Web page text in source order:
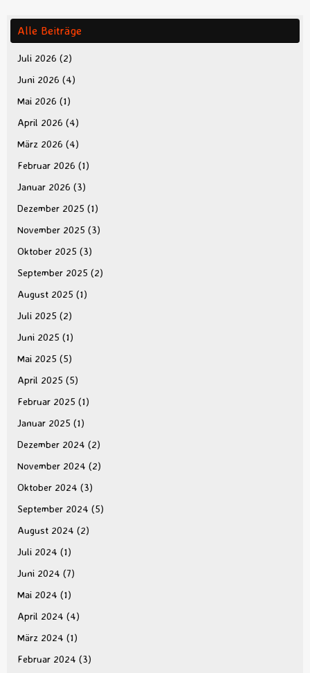
Alle Beiträge
Juli 2026 (2)
Juni 2026 (4)
Mai 2026 (1)
April 2026 (4)
März 2026 (4)
Februar 2026 (1)
Januar 2026 (3)
Dezember 2025 (1)
November 2025 (3)
Oktober 2025 (3)
September 2025 (2)
August 2025 (1)
Juli 2025 (2)
Juni 2025 (1)
Mai 2025 (5)
April 2025 (5)
Februar 2025 (1)
Januar 2025 (1)
Dezember 2024 (2)
November 2024 (2)
Oktober 2024 (3)
September 2024 (5)
August 2024 (2)
Juli 2024 (1)
Juni 2024 (7)
Mai 2024 (1)
April 2024 (4)
März 2024 (1)
Februar 2024 (3)